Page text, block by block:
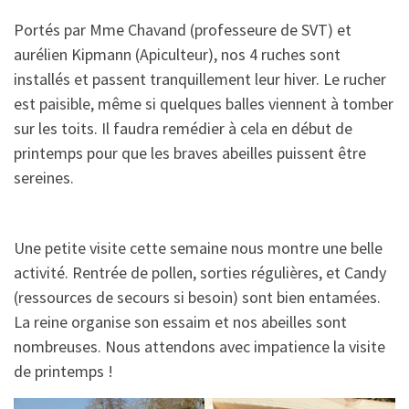
Portés par Mme Chavand (professeure de SVT) et
aurélien Kipmann (Apiculteur), nos 4 ruches sont
installés et passent tranquillement leur hiver. Le rucher
est paisible, même si quelques balles viennent à tomber
sur les toits. Il faudra remédier à cela en début de
printemps pour que les braves abeilles puissent être
sereines.
Une petite visite cette semaine nous montre une belle
activité. Rentrée de pollen, sorties régulières, et Candy
(ressources de secours si besoin) sont bien entamées.
La reine organise son essaim et nos abeilles sont
nombreuses. Nous attendons avec impatience la visite
de printemps !